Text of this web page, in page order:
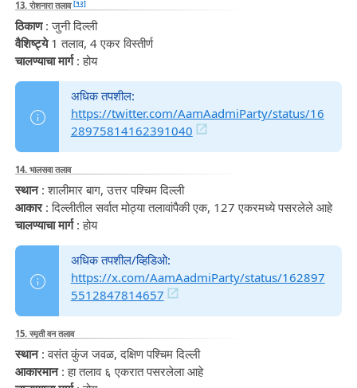
13. रोशनारा तलाव[१२]
ठिकाण: जुनी दिल्ली
वैशिष्ट्ये1 तलाव, 4 एकर विस्तीर्ण
चालण्याचा मार्ग: होय
अधिक तपशील:
https://twitter.com/AamAadmiParty/status/16
28975814162391040
14. भालसवा तलाव
स्थान: शालीमार बाग, उत्तर पश्चिम दिल्ली
आकार: दिल्लीतील सर्वात मोठ्या तलावांपैकी एक, 127 एकरमध्ये पसरलेले आहे
चालण्याचा मार्ग: होय
अधिक तपशील/व्हिडिओ:
https://x.com/AamAadmiParty/status/162897
5512847814657
15. स्मृती वन तलाव
स्थान: वसंत कुंज जवळ, दक्षिण पश्चिम दिल्ली
आकारमान: हा तलाव ६ एकरात पसरलेला आहे